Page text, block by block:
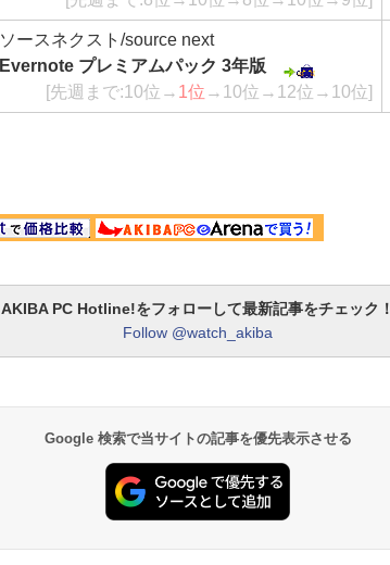
ソースネクスト/source next
Evernote プレミアムパック 3年版
[先週まで:10位→ 1位 →10位→12位→10位]
AKIBA PC Hotline!をフォローして最新記事をチェック！
Follow @watch_akiba
Google 検索で当サイトの記事を優先表示させる